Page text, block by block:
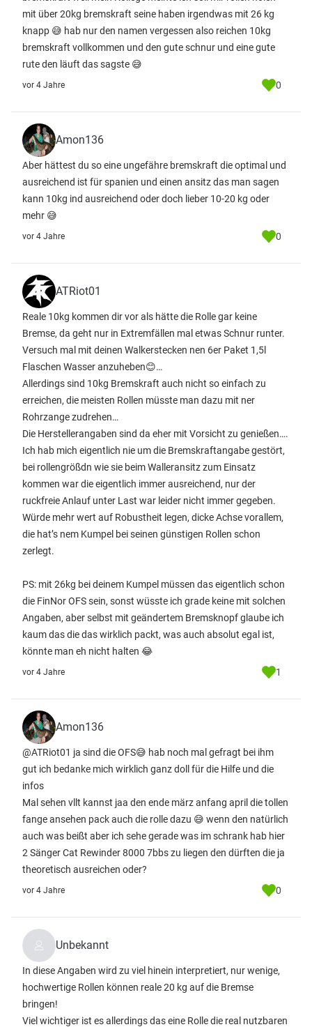
mit über 20kg bremskraft seine haben irgendwas mit 26 kg
knapp 😅 hab nur den namen vergessen also reichen 10kg
bremskraft vollkommen und den gute schnur und eine gute
rute den läuft das sagste 😅
vor 4 Jahre 0
Amon136
Aber hättest du so eine ungefähre bremskraft die optimal und
ausreichend ist für spanien und einen ansitz das man sagen
kann 10kg ind ausreichend oder doch lieber 10-20 kg oder
mehr 😅
vor 4 Jahre 0
ATRiot01
Reale 10kg kommen dir vor als hätte die Rolle gar keine
Bremse, da geht nur in Extremfällen mal etwas Schnur runter.
Versuch mal mit deinen Walkerstecken nen 6er Paket 1,5l
Flaschen Wasser anzuheben😊…
Allerdings sind 10kg Bremskraft auch nicht so einfach zu
erreichen, die meisten Rollen müsste man dazu mit ner
Rohrzange zudrehen…
Die Herstellerangaben sind da eher mit Vorsicht zu genießen….
Ich hab mich eigentlich nie um die Bremskraftangabe gestört,
bei rollengrößdn wie sie beim Walleransitz zum Einsatz
kommen war die eigentlich immer ausreichend, nur der
ruckfreie Anlauf unter Last war leider nicht immer gegeben.
Würde mehr wert auf Robustheit legen, dicke Achse vorallem,
die hat’s nem Kumpel bei seinen günstigen Rollen schon
zerlegt.
PS: mit 26kg bei deinem Kumpel müssen das eigentlich schon
die FinNor OFS sein, sonst wüsste ich grade keine mit solchen
Angaben, aber selbst mit geändertem Bremsknopf glaube ich
kaum das die das wirklich packt, was auch absolut egal ist,
könnte man eh nicht halten 😂
vor 4 Jahre 1
Amon136
@ATRiot01 ja sind die OFS😅 hab noch mal gefragt bei ihm
gut ich bedanke mich wirklich ganz doll für die Hilfe und die
infos
Mal sehen vllt kannst jaa den ende märz anfang april die tollen
fange ansehen pack auch die rolle dazu 😅 wenn den natürlich
auch was beißt aber ich sehe gerade was im schrank hab hier
2 Sänger Cat Rewinder 8000 7bbs zu liegen den dürften die ja
theoretisch ausreichen oder?
vor 4 Jahre 0
Unbekannt
In diese Angaben wird zu viel hinein interpretiert, nur wenige,
hochwertige Rollen können reale 20 kg auf die Bremse
bringen!
Viel wichtiger ist es allerdings das eine Rolle die real nutzbaren